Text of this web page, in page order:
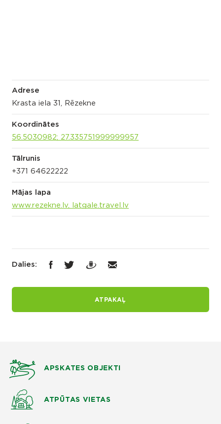
Adrese
Krasta iela 31, Rēzekne
Koordinātes
56.5030982; 27.335751999999957
Tālrunis
+371 64622222
Mājas lapa
www.rezekne.lv, latgale.travel.lv
Dalies:
ATPAKAĻ
APSKATES OBJEKTI
ATPŪTAS VIETAS